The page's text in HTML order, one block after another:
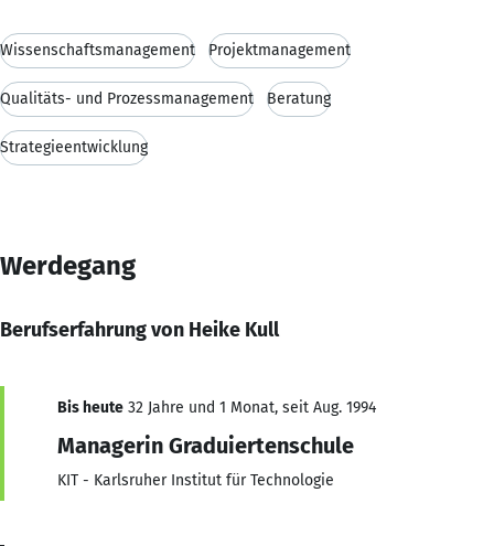
Wissenschaftsmanagement Projektmanagement
Qualitäts- und Prozessmanagement Beratung
Strategieentwicklung
Werdegang
Berufserfahrung von Heike Kull
Bis heute 32 Jahre und 1 Monat, seit Aug. 1994
Managerin Graduiertenschule
KIT - Karlsruher Institut für Technologie